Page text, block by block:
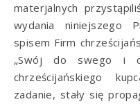
materjalnych
wydania niniejszego
spisem Firm
„Swój do swego i
chrześcijańskiego
zadanie, stały się